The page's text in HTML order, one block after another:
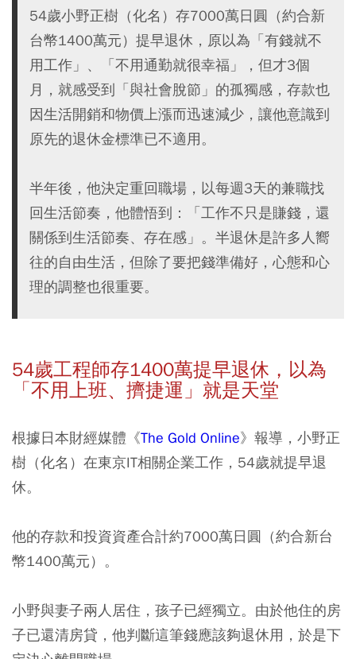
54歲小野正樹（化名）存7000萬日圓（約合新
台幣1400萬元）提早退休，原以為「有錢就不
用工作」、「不用通勤就很幸福」，但才3個
月，就感受到「與社會脫節」的孤獨感，存款也
因生活開銷和物價上漲而迅速減少，讓他意識到
原先的退休金標準已不適用。
半年後，他決定重回職場，以每週3天的兼職找
回生活節奏，他體悟到：「工作不只是賺錢，還
關係到生活節奏、存在感」。半退休是許多人嚮
往的自由生活，但除了要把錢準備好，心態和心
理的調整也很重要。
54歲工程師存1400萬提早退休，以為
「不用上班、擠捷運」就是天堂
根據日本財經媒體《The Gold Online》報導，小野正
樹（化名）在東京IT相關企業工作，54歲就提早退
休。
他的存款和投資資產合計約7000萬日圓（約合新台
幣1400萬元）。
小野與妻子兩人居住，孩子已經獨立。由於他住的房
子已還清房貸，他判斷這筆錢應該夠退休用，於是下